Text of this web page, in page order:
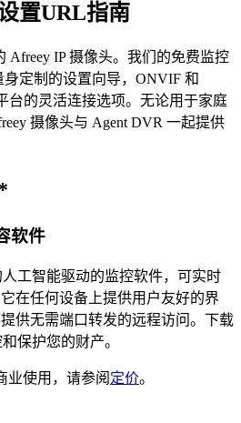
置URL指南
Afreey IP 摄像头。我们的免费监控
定制的设置向导，ONVIF 和
台的灵活连接选项。无论用于家庭
摄像头与 Agent DVR 一起提供
软件
工智能驱动的监控软件，可实时
在任何设备上提供用户友好的界
供无需端口转发的远程访问。下载
保护您的财产。
业使用，请参阅 定价。